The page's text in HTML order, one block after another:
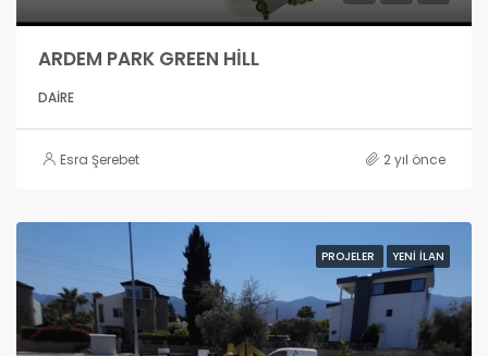
ARDEM PARK GREEN HİLL
DAIRE
Esra Şerebet 2 yıl önce
PROJELER YENI İLAN